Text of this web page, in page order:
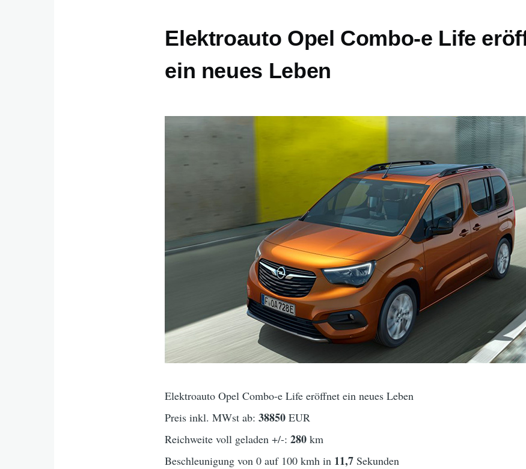
Elektroauto Opel Combo-e Life
ein neues Leben
Elektroauto Opel Combo-e Life eröffnet ein neues Leben
Preis inkl. MWst ab:38850 EUR
Reichweite voll geladen +/-:280 km
Beschleunigung von 0 auf 100 kmh in 11,7 Sekunden